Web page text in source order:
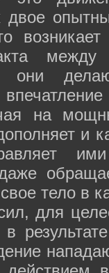
возникает
они
на
и
тело в
для